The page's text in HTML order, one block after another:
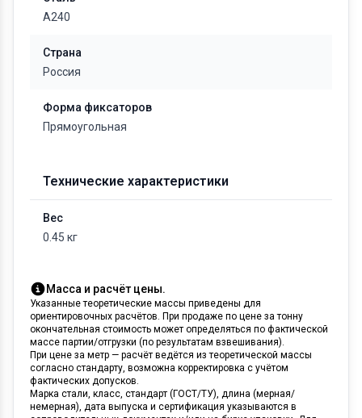
А240
Страна
Россия
Форма фиксаторов
Прямоугольная
Технические характеристики
Вес
0.45 кг
Масса и расчёт цены.
Указанные теоретические массы приведены для
ориентировочных расчётов. При продаже по цене за тонну
окончательная стоимость может определяться по фактической
массе партии/отгрузки (по результатам взвешивания).
При цене за метр — расчёт ведётся из теоретической массы
согласно стандарту, возможна корректировка с учётом
фактических допусков.
Марка стали, класс, стандарт (ГОСТ/ТУ), длина (мерная/
немерная), дата выпуска и сертификация указываются в